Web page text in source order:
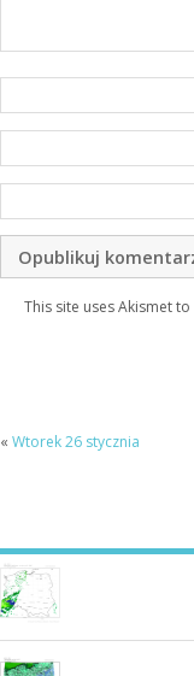
This site uses Akismet
« Wtorek 26 stycznia